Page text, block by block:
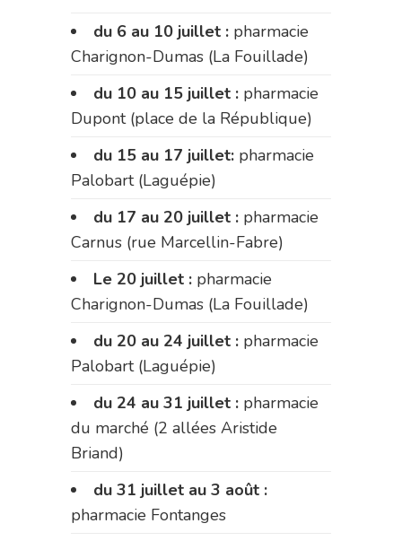
du 6 au 10 juillet : pharmacie
Charignon-Dumas (La Fouillade)
du 10 au 15 juillet : pharmacie
Dupont (place de la République)
du 15 au 17 juillet: pharmacie
Palobart (Laguépie)
du 17 au 20 juillet : pharmacie
Carnus (rue Marcellin-Fabre)
Le 20 juillet : pharmacie
Charignon-Dumas (La Fouillade)
du 20 au 24 juillet : pharmacie
Palobart (Laguépie)
du 24 au 31 juillet : pharmacie
du marché (2 allées Aristide
Briand)
du 31 juillet au 3 août :
pharmacie Fontanges